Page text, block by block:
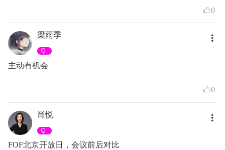
0
梁雨季
主动有机会
0
肖悦
FOF北京开放日，会议前后对比